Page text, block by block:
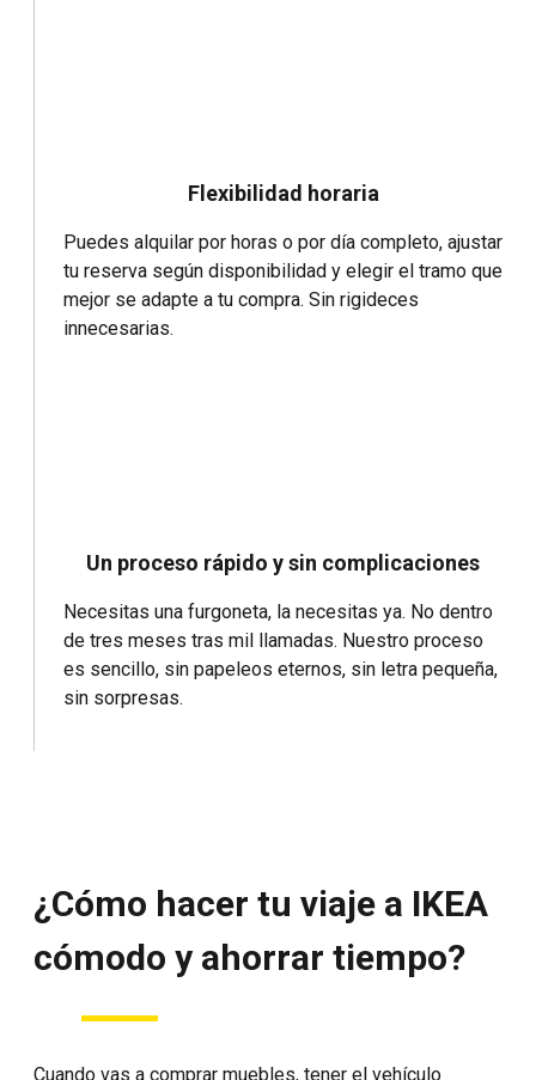
Flexibilidad horaria
Puedes alquilar por horas o por día completo, ajustar
tu reserva según disponibilidad y elegir el tramo que
mejor se adapte a tu compra. Sin rigideces
innecesarias.
Un proceso rápido y sin complicaciones
Necesitas una furgoneta, la necesitas ya. No dentro
de tres meses tras mil llamadas. Nuestro proceso
es sencillo, sin papeleos eternos, sin letra pequeña,
sin sorpresas.
¿Cómo hacer tu viaje a IKEA
cómodo y ahorrar tiempo?
Cuando vas a comprar muebles, tener el vehículo